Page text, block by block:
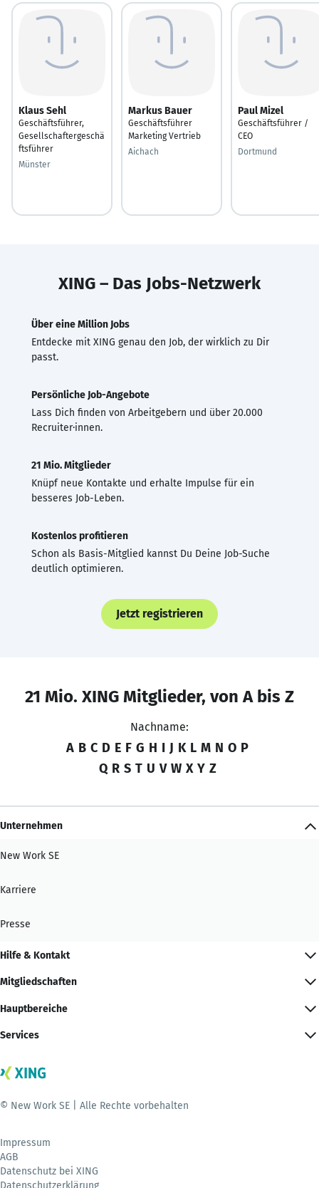
Klaus Sehl
Geschäftsführer,
Gesellschaftergeschä
ftsführer
Münster
Markus Bauer
Geschäftsführer
Marketing Vertrieb
Aichach
Paul Mizel
Geschäftsführer /
CEO
Dortmund
XING – Das Jobs-Netzwerk
Über eine Million Jobs
Entdecke mit XING genau den Job, der wirklich zu Dir
passt.
Persönliche Job-Angebote
Lass Dich finden von Arbeitgebern und über 20.000
Recruiter·innen.
21 Mio. Mitglieder
Knüpf neue Kontakte und erhalte Impulse für ein
besseres Job-Leben.
Kostenlos profitieren
Schon als Basis-Mitglied kannst Du Deine Job-Suche
deutlich optimieren.
Jetzt registrieren
21 Mio. XING Mitglieder, von A bis Z
Nachname:
A B C D E F G H I J K L M N O P
Q R S T U V W X Y Z
Unternehmen
New Work SE
Karriere
Presse
Hilfe & Kontakt
Mitgliedschaften
Hauptbereiche
Services
© New Work SE | Alle Rechte vorbehalten
Impressum
AGB
Datenschutz bei XING
Datenschutzerklärung